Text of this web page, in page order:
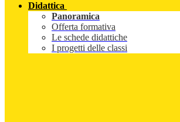
Didattica
Panoramica
Offerta formativa
Le schede didattiche
I progetti delle classi